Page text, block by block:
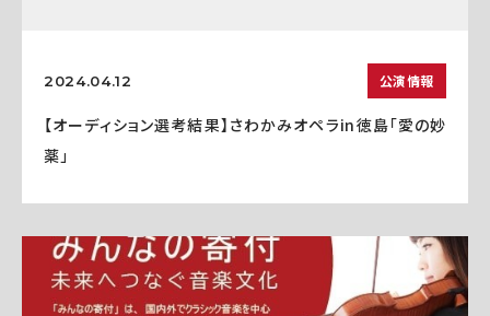
2024.04.12 公演情報
【オーディション選考結果】さわかみオペラin徳島「愛の妙
薬」